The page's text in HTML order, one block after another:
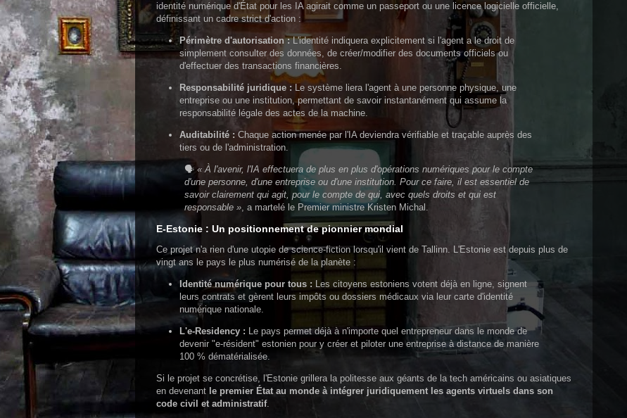
identité numérique d'État pour les IA agirait comme un passeport ou une licence logicielle officielle,
définissant un cadre strict d'action :
Périmètre d'autorisation :L'identité indiquera explicitement si l'agent a le droit de
simplement consulter des données, de créer/modifier des documents officiels ou
d'effectuer des transactions financières.
Responsabilité juridique :Le système liera l'agent à une personne physique, une
entreprise ou une institution, permettant de savoir instantanément qui assume la
responsabilité légale des actes de la machine.
Auditabilité : Chaque action menée par l'IA deviendra vérifiable et traçable auprès des
tiers ou de l'administration.
🗣️ « À l'avenir, l'IA effectuera de plus en plus d'opérations numériques pour le compte
d'une personne, d'une entreprise ou d'une institution. Pour ce faire, il est essentiel de
savoir clairement qui agit, pour le compte de qui, avec quels droits et qui est
responsable », a martelé le Premier ministre Kristen Michal.
E-Estonie : Un positionnement de pionnier mondial
Ce projet n'a rien d'une utopie de science-fiction lorsqu'il vient de Tallinn. L'Estonie est depuis plus de
vingt ans le pays le plus numérisé de la planète :
Identité numérique pour tous : Les citoyens estoniens votent déjà en ligne, signent
leurs contrats et gèrent leurs impôts ou dossiers médicaux via leur carte d'identité
numérique nationale.
L'e-Residency : Le pays permet déjà à n'importe quel entrepreneur dans le monde de
devenir "e-résident" estonien pour y créer et piloter une entreprise à distance de manière
100 % dématérialisée.
Si le projet se concrétise, l'Estonie grillera la politesse aux géants de la tech américains ou asiatiques
en devenant le premier État au monde à intégrer juridiquement les agents virtuels dans son
code civil et administratif.